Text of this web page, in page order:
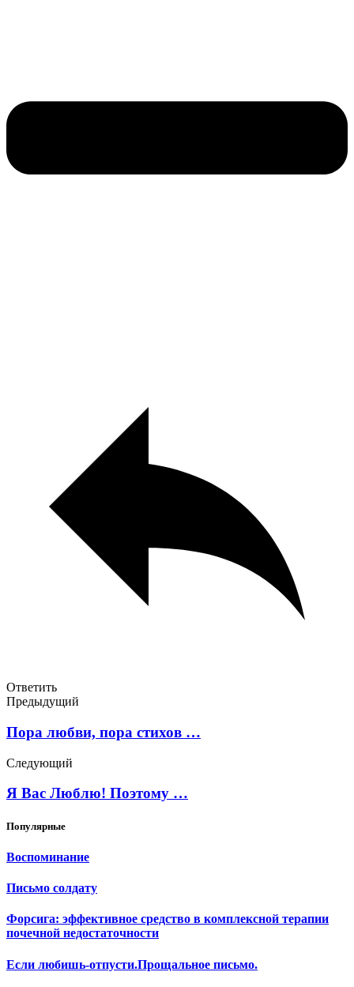
Ответить
Предыдущий
Пора любви, пора стихов …
Следующий
Я Вас Люблю! Поэтому …
Популярные
Воспоминание
Письмо солдату
Форсига: эффективное средство в комплексной терапии
почечной недостаточности
Если любишь-отпусти.Прощальное письмо.